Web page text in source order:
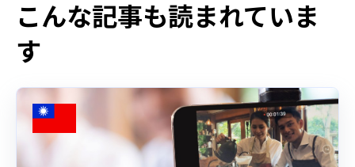
こんな記事も読まれていま
す